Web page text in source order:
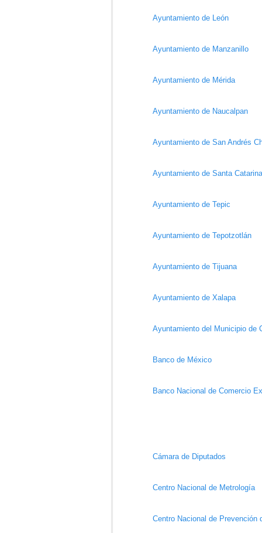
Ayuntamiento de León
Ayuntamiento de Manzanillo
Ayuntamiento de Mérida
Ayuntamiento de Naucalpan
Ayuntamiento de San Andrés
Ayuntamiento de Santa
Ayuntamiento de Tepic
Ayuntamiento de Tepotzotlán
Ayuntamiento de Tijuana
Ayuntamiento de Xalapa
Ayuntamiento del Municipio de
Banco de México
Banco Nacional de Comercio
Cámara de Diputados
Centro Nacional de Metrología
Centro Nacional de Prevención